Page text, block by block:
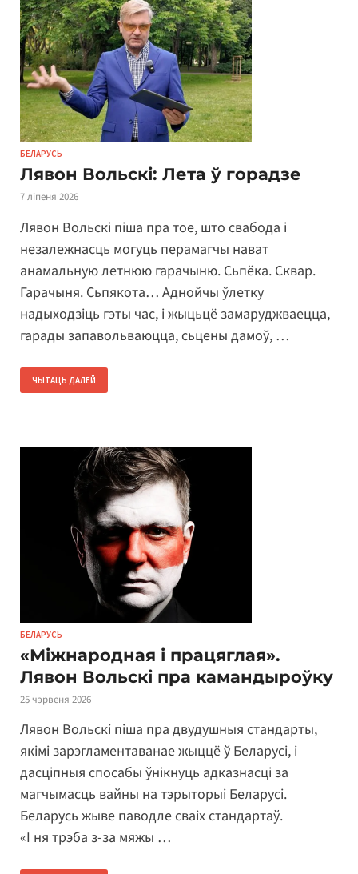
БЕЛАРУСЬ
Лявон Вольскі: Лета ў горадзе
7 ліпеня 2026
Лявон Вольскі піша пра тое, што свабода і
незалежнасць могуць перамагчы нават
анамальную летнюю гарачыню. Сьпёка. Сквар.
Гарачыня. Сьпякота… Аднойчы ўлетку
надыходзіць гэты час, і жыцьцё замаруджваецца,
гарады запавольваюцца, сьцены дамоў, …
ЧЫТАЦЬ ДАЛЕЙ
БЕЛАРУСЬ
«Міжнародная і працяглая».
Лявон Вольскі пра камандыроўку
25 чэрвеня 2026
Лявон Вольскі піша пра двудушныя стандарты,
якімі зарэгламентаванае жыццё ў Беларусі, і
дасціпныя спосабы ўнікнуць адказнасці за
магчымасць вайны на тэрыторыі Беларусі.
Беларусь жыве паводле сваіх стандартаў.
«І ня трэба з-за мяжы …